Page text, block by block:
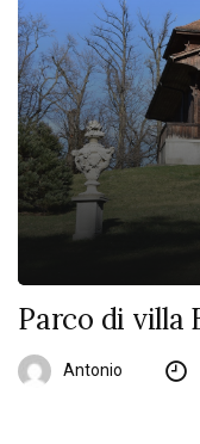
Parco di villa
Antonio